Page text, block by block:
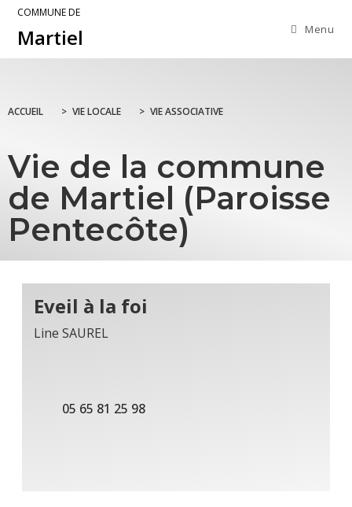
COMMUNE DE
Martiel Menu
ACCUEIL > VIE LOCALE > VIE ASSOCIATIVE
Vie de la commune
de Martiel (Paroisse
Pentecôte)
Eveil à la foi
Line SAUREL
05 65 81 25 98